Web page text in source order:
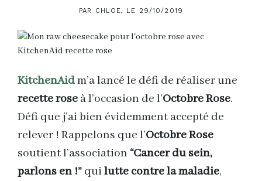
PAR CHLOE, LE 29/10/2019
KitchenAidm’a lancé le défi de réaliser une
recette rose à l’occasion de l’Octobre Rose.
Défi que j’ai bien évidemment accepté de
relever ! Rappelons que l’Octobre Rose
soutient l’association “Cancer du sein,
parlons en !” qui lutte contre la maladie,